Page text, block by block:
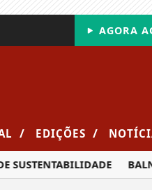
AGORA
/ EDIÇÕES /
SUSTENTABILIDADE